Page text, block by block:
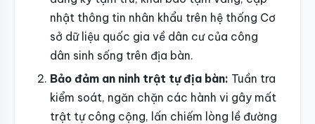
nhật thông tin nhân khẩu trên hệ thống Cơ
sở dữ liệu quốc gia về dân cư của công
dân sinh sống trên địa bàn.
Bảo đảm an ninh trật tự địa bàn: Tuần tra
kiểm soát, ngăn chặn các hành vi gây mất
trật tự công cộng, lấn chiếm lòng lề đường